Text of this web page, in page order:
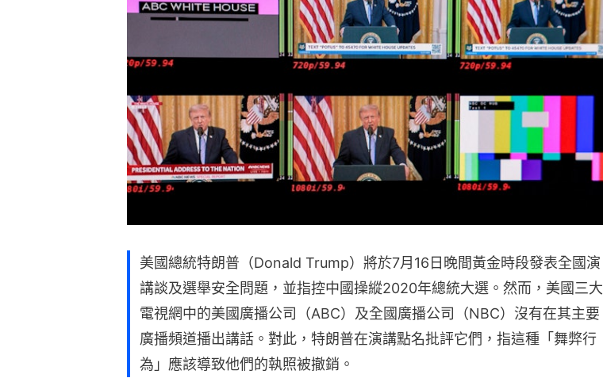
美國總統特朗普（Donald Trump）將於7月16日晚間黃金時段發表全國演
講談及選舉安全問題，並指控中國操縱2020年總統大選。然而，美國三大
電視網中的美國廣播公司（ABC）及全國廣播公司（NBC）沒有在其主要
廣播頻道播出講話。對此，特朗普在演講點名批評它們，指這種「舞弊行
為」應該導致他們的執照被撤銷。